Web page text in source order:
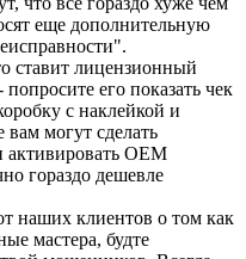
еще дополнительную
ставит лицензионный
его показать чек
с наклейкой и
могут сделать
OEM
гораздо дешевле
наших клиентов о том как
мастера, будте